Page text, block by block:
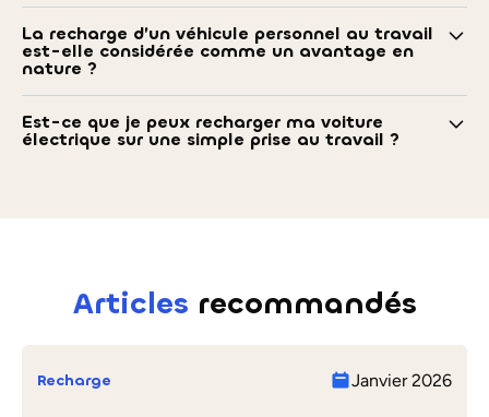
Oui. L’accès aux bornes dépend de la politique interne et de
l’autorisation de l’employeur.
La recharge d’un véhicule personnel au travail
est-elle considérée comme un avantage en
nature ?
Dans certains cas, oui. Toutefois, des exonérations peuvent
s’appliquer selon les règles en vigueur et les conditions de
l’employeur.
Est-ce que je peux recharger ma voiture
électrique sur une simple prise au travail ?
Articles recommandés
Recharge Janvier 2026